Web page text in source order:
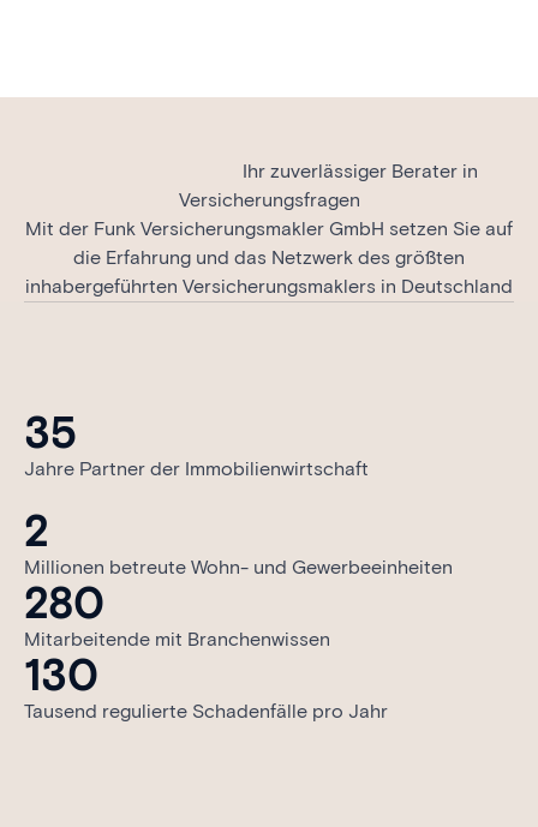
Ihr zuverlässiger Berater in
Versicherungsfragen
Mit der Funk Versicherungsmakler GmbH setzen Sie auf
die Erfahrung und das Netzwerk des größten
inhabergeführten Versicherungsmaklers in Deutschland
35
Jahre Partner der Immobilienwirtschaft
2
Millionen betreute Wohn- und Gewerbeeinheiten
280
Mitarbeitende mit Branchenwissen
130
Tausend regulierte Schadenfälle pro Jahr